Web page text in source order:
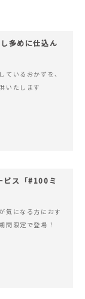
多めに仕込ん
ているおかずを、
いたします
ビス「#100ミ
気になる方におす
間限定で登場！